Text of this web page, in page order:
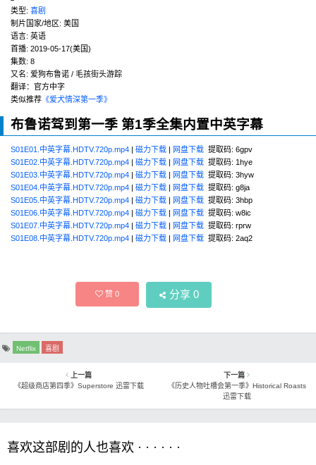
类型: 喜剧
制片国家/地区: 美国
语言: 英语
首播: 2019-05-17(美国)
集数: 8
又名: 爱狗布鲁诺 / 毛孩街头游踪
翻译：官方中字
类似推荐 《爱犬情深第一季》
布鲁诺驾到第一季 第1季全集内置中英字幕
S01E01.中英字幕.HDTV.720p.mp4 | 磁力下载 | 网盘下载 提取码: 6gpv
S01E02.中英字幕.HDTV.720p.mp4 | 磁力下载 | 网盘下载 提取码: 1hye
S01E03.中英字幕.HDTV.720p.mp4 | 磁力下载 | 网盘下载 提取码: 3hyw
S01E04.中英字幕.HDTV.720p.mp4 | 磁力下载 | 网盘下载 提取码: g8ja
S01E05.中英字幕.HDTV.720p.mp4 | 磁力下载 | 网盘下载 提取码: 3hbp
S01E06.中英字幕.HDTV.720p.mp4 | 磁力下载 | 网盘下载 提取码: w8ic
S01E07.中英字幕.HDTV.720p.mp4 | 磁力下载 | 网盘下载 提取码: rprw
S01E08.中英字幕.HDTV.720p.mp4 | 磁力下载 | 网盘下载 提取码: 2aq2
赞0 分享 0
Netflix 喜剧
上一篇
《超级商店第四季》Superstore 迅雷下载
下一篇
《历史人物吐槽会第一季》Historical Roasts
迅雷下载
喜欢这部剧的人也喜欢 · · · · · ·